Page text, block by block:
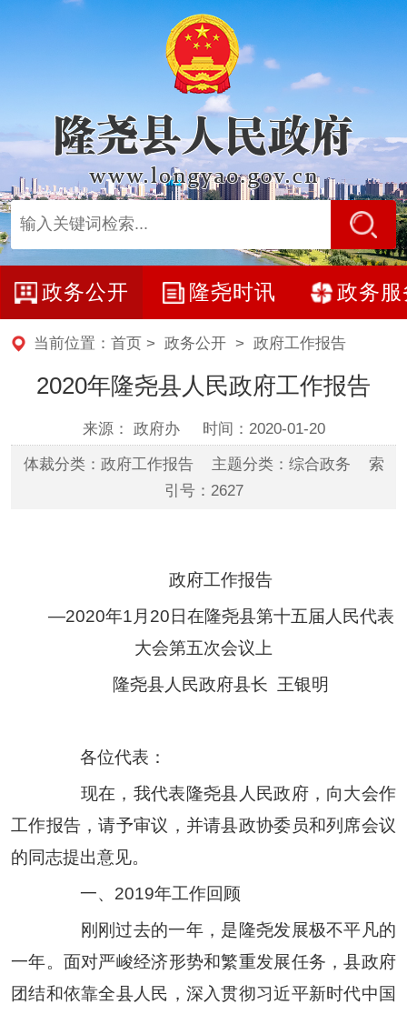
政务公开 隆尧时讯 政务服
当前位置： 首页 > 政务公开> 政府工作报告
2020年隆尧县人民政府工作报告
来源： 政府办 时间：2020-01-20
体裁分类：政府工作报告 主题分类：综合政务 索
引号：2627
政府工作报告
—2020年1 月 20 日在隆尧县第十五届人民代表
大会第五次会议上
隆尧县人民政府县长 王银明
各位代表：
现在，我代表隆尧县人民政府，向大会作
工作报告，请予审议，并请县政协委员和列席会议
的同志提出意见。
一、 2019年工作回顾
刚刚过去的一年，是隆尧发展极不平凡的
一年。面对严峻经济形势和繁重发展任务，县政府
团结和依靠全县人民，深入贯彻习近平新时代中国